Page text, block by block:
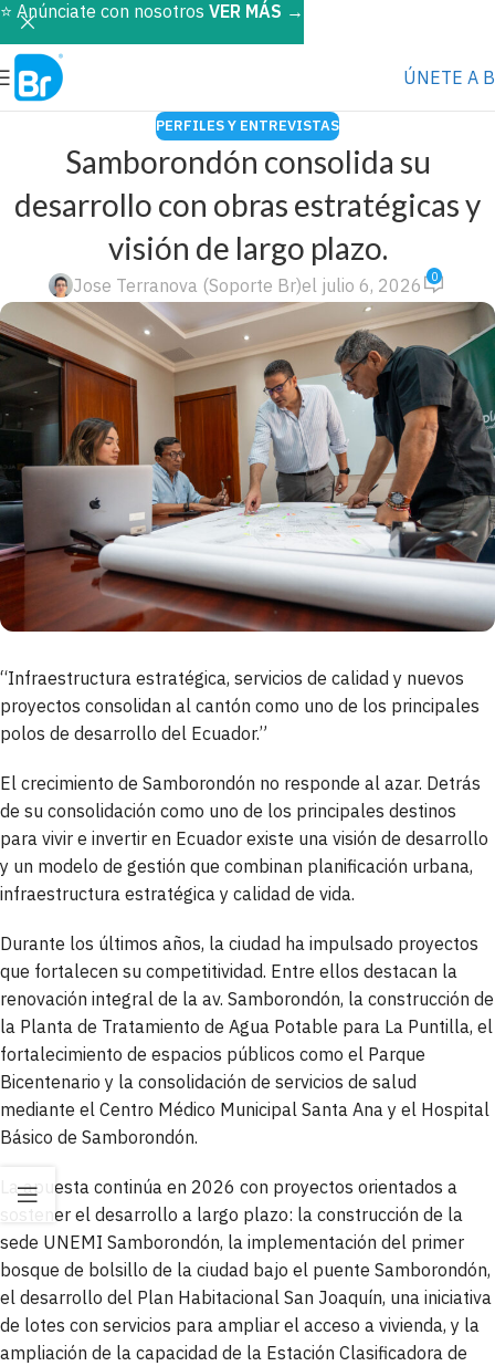
ÚNETE A
PERFILES Y ENTREVISTAS
Samborondón consolida su
desarrollo con obras estratégicas y
visión de largo plazo.
Jose Terranova (Soporte Br)el julio 6, 2026 0
“Infraestructura estratégica, servicios de calidad y nuevos
proyectos consolidan al cantón como uno de los principales
polos de desarrollo del Ecuador.”
El crecimiento de Samborondón no responde al azar. Detrás
de su consolidación como uno de los principales destinos
para vivir e invertir en Ecuador existe una visión de desarrollo
y un modelo de gestión que combinan planificación urbana,
infraestructura estratégica y calidad de vida.
Durante los últimos años, la ciudad ha impulsado proyectos
que fortalecen su competitividad. Entre ellos destacan la
renovación integral de la av. Samborondón, la construcción de
la Planta de Tratamiento de Agua Potable para La Puntilla, el
fortalecimiento de espacios públicos como el Parque
Bicentenario y la consolidación de servicios de salud
mediante el Centro Médico Municipal Santa Ana y el Hospital
Básico de Samborondón.
La apuesta continúa en 2026 con proyectos orientados a
sostener el desarrollo a largo plazo: la construcción de la
sede UNEMI Samborondón, la implementación del primer
bosque de bolsillo de la ciudad bajo el puente Samborondón,
el desarrollo del Plan Habitacional San Joaquín, una iniciativa
de lotes con servicios para ampliar el acceso a vivienda, y la
ampliación de la capacidad de la Estación Clasificadora de
⭐️ Anúnciate con nosotros VER MÁS →